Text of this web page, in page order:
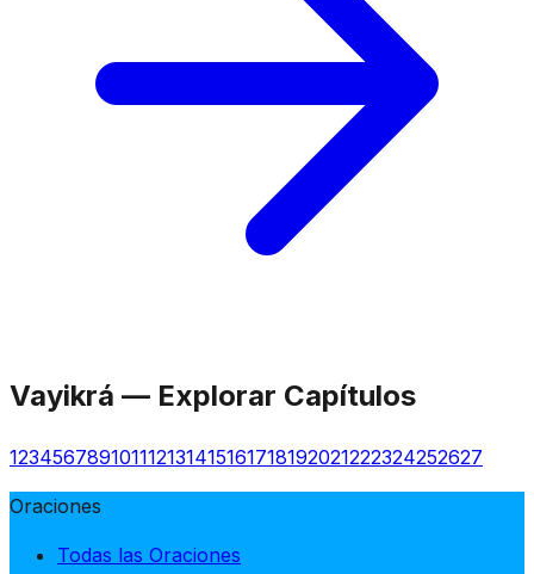
Vayikrá — Explorar Capítulos
123456789101112131415161718192021222324252627
Oraciones
Todas las Oraciones